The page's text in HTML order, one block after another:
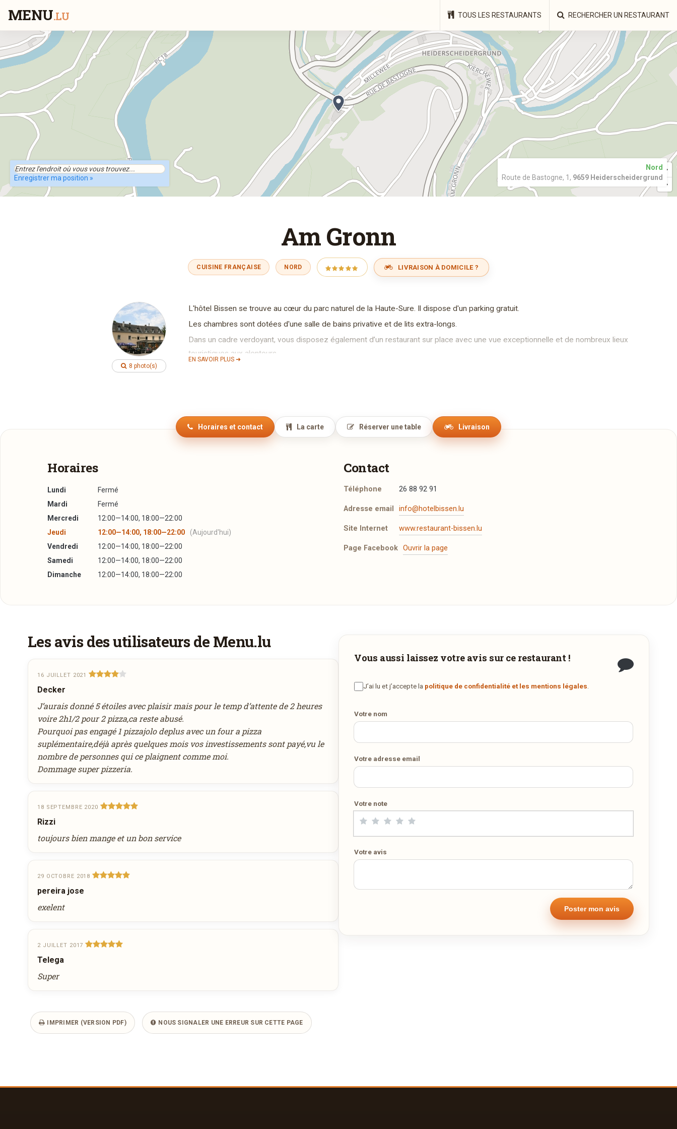
MENU.LU TOUS LES RESTAURANTS RECHERCHER UN RESTAURANT
Nord
Route de Bastogne, 1, 9659 Heiderscheidergrund
Enregistrer ma position »
Am Gronn
CUISINE FRANÇAISE NORD LIVRAISON À DOMICILE ?
8 photo(s)
EN SAVOIR PLUS ➜
L'hôtel Bissen se trouve au cœur du parc naturel de la Haute-Sure. Il dispose d'un parking gratuit.
Les chambres sont dotées d'une salle de bains privative et de lits extra-longs.
Dans un cadre verdoyant, vous disposez également d’un restaurant sur place avec une vue exceptionnelle et de nombreux lieux
touristiques aux alentours.
Les jours de beau temps, vous pourrez vous installer sur le porche et admirer les vues sur les alentours.
Horaires et contact La carte Réserver une table Livraison
Horaires
Lundi
Fermé
Mardi
Fermé
Mercredi
12:00—14:00, 18:00—22:00
Jeudi
12:00—14:00, 18:00—22:00
(Aujourd'hui)
Vendredi
12:00—14:00, 18:00—22:00
Samedi
12:00—14:00, 18:00—22:00
Dimanche
12:00—14:00, 18:00—22:00
Contact
Téléphone 26 88 92 91
Adresse email info@hotelbissen.lu
Site Internet www.restaurant-bissen.lu
Page Facebook Ouvrir la page
Réserver une table
lun mar mer jeu ven sam dim
27 28 29 30 31 1
3
4 5 7 8
10
11 12 13 14 15
16
17
18 19 20
3
Heure souhaitée
Réservation au nom de
Adresse email de confirmation
Vous aimeriez être livré ?
maison ? Ce restaurant ne propose pas encore la livraison en ligne.
livré chez vous !
DÉCOUVRIR LA LIVRAISON SUR WEDELY.COM
DES MILLIERS DE PLATS LIVRÉS AU LUXEMBOURG
Les avis des utilisateurs de Menu.lu
16 JUILLET 2021
Decker
J’aurais donné 5 étoiles avec plaisir mais pour le temp d’attente de 2 heures
voire 2h1/2 pour 2 pizza,ca reste abusé.
Pourquoi pas engagé 1 pizzajolo deplus avec un four a pizza
suplémentaire,déjà après quelques mois vos investissements sont payé,vu le
nombre de personnes qui ce plaignent comme moi.
Dommage super pizzeria.
18 SEPTEMBRE 2020
Rizzi
toujours bien mange et un bon service
29 OCTOBRE 2018
pereira jose
exelent
2 JUILLET 2017
Telega
Super
Vous aussi laissez votre avis sur ce restaurant !
J’ai lu et j’accepte la politique de confidentialité et les mentions légales
Votre nom
Votre adresse email
Votre note
Votre avis
IMPRIMER (VERSION PDF) NOUS SIGNALER UNE ERREUR SUR CETTE PAGE